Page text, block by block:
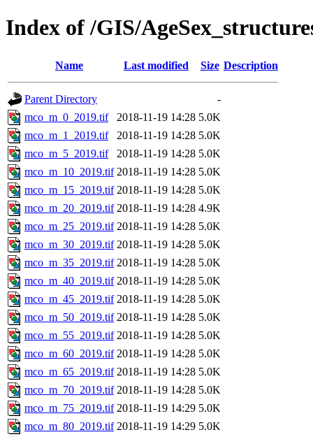
Index of /GIS/
Name Last modified Size Description
Parent Directory
-
mco_m_0_2019.tif
2018-11-19 14:28 5.0K
mco_m_1_2019.tif
2018-11-19 14:28 5.0K
mco_m_5_2019.tif
2018-11-19 14:28 5.0K
mco_m_10_2019.tif 2018-11-19 14:28 5.0K
mco_m_15_2019.tif 2018-11-19 14:28 5.0K
mco_m_20_2019.tif 2018-11-19 14:28 4.9K
mco_m_25_2019.tif 2018-11-19 14:28 5.0K
mco_m_30_2019.tif 2018-11-19 14:28 5.0K
mco_m_35_2019.tif 2018-11-19 14:28 5.0K
mco_m_40_2019.tif 2018-11-19 14:28 5.0K
mco_m_45_2019.tif 2018-11-19 14:28 5.0K
mco_m_50_2019.tif 2018-11-19 14:28 5.0K
mco_m_55_2019.tif 2018-11-19 14:28 5.0K
mco_m_60_2019.tif 2018-11-19 14:28 5.0K
mco_m_65_2019.tif 2018-11-19 14:28 5.0K
mco_m_70_2019.tif 2018-11-19 14:28 5.0K
mco_m_75_2019.tif 2018-11-19 14:29 5.0K
mco_m_80_2019.tif 2018-11-19 14:29 5.0K